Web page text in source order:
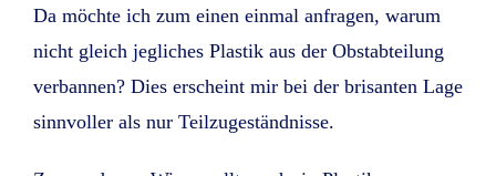
Da möchte ich zum einen einmal anfragen, warum
nicht gleich jegliches Plastik aus der Obstabteilung
verbannen? Dies erscheint mir bei der brisanten Lage
sinnvoller als nur Teilzugeständnisse.